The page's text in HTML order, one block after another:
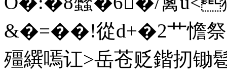
&�=��!從d+�2艹憺
殭繏嘕讧>岳苍贬鍇扨